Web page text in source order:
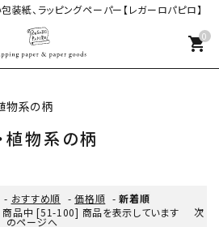
紙、ラッピングペーパー【レガーロパピロ】
0
shopping_cart
物系の柄
植物系の柄
- おすすめ順 -価格順 -新着順
品中 [51-100] 商品を表示しています 次
のページへ